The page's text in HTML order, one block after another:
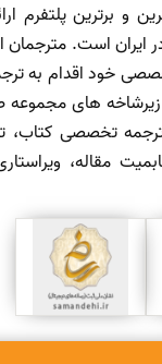
و برترین پلتفرم
ایران است. مترجمان
خود اقدام به
های مجموعه
تخصصی کتاب،
مقاله،